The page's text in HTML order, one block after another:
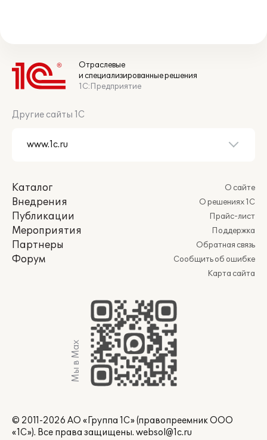
Отраслевые
и специализированные решения
1С:Предприятие
Другие сайты 1С
Каталог
Внедрения
Публикации
Мероприятия
Партнеры
Форум
О сайте
О решениях 1С
Прайс-лист
Поддержка
Обратная связь
Сообщить об ошибке
Карта сайта
Мы в Max
© 2011-2026 АО «Группа 1С» (правопреемник ООО
«1С»). Все права защищены. websol@1c.ru